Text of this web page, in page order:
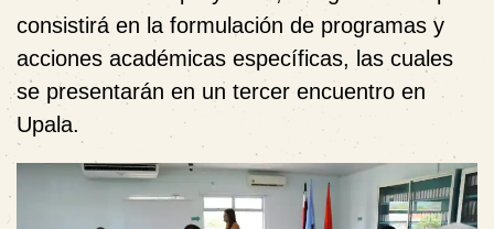
consistirá en la formulación de programas y
acciones académicas específicas, las cuales
se presentarán en un tercer encuentro en
Upala.